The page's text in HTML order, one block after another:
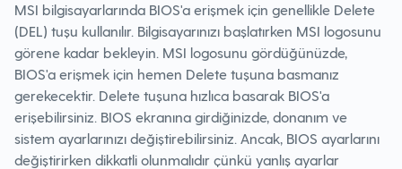
MSI bilgisayarlarında BIOS'a erişmek için genellikle Delete
(DEL) tuşu kullanılır. Bilgisayarınızı başlatırken MSI logosunu
görene kadar bekleyin. MSI logosunu gördüğünüzde,
BIOS'a erişmek için hemen Delete tuşuna basmanız
gerekecektir. Delete tuşuna hızlıca basarak BIOS'a
erişebilirsiniz. BIOS ekranına girdiğinizde, donanım ve
sistem ayarlarınızı değiştirebilirsiniz. Ancak, BIOS ayarlarını
değiştirirken dikkatli olunmalıdır çünkü yanlış ayarlar